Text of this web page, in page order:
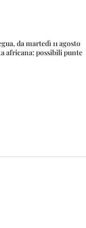
da martedì 11 agosto
africana: possibili punte